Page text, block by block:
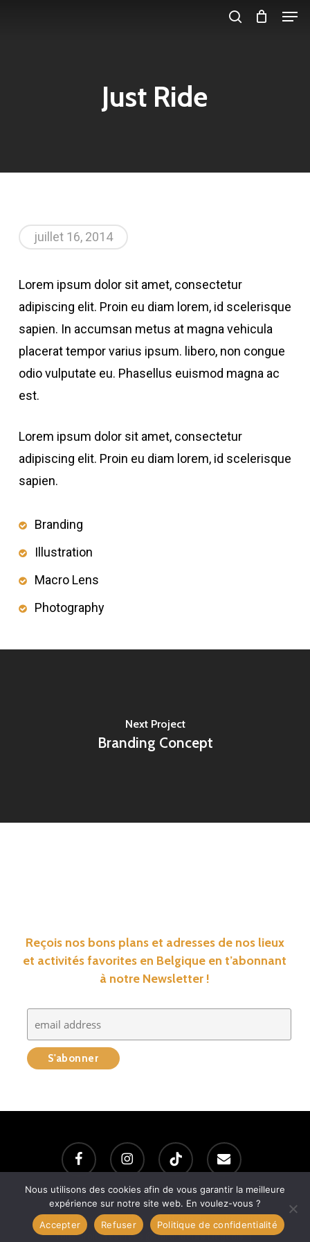
Just Ride
juillet 16, 2014
Lorem ipsum dolor sit amet, consectetur
adipiscing elit. Proin eu diam lorem, id scelerisque
sapien. In accumsan metus at magna vehicula
placerat tempor varius ipsum. libero, non congue
odio vulputate eu. Phasellus euismod magna ac
est.
Lorem ipsum dolor sit amet, consectetur
adipiscing elit. Proin eu diam lorem, id scelerisque
sapien.
Branding
Illustration
Macro Lens
Photography
Next Project
Branding Concept
Reçois nos bons plans et adresses de nos lieux
et activités favorites en Belgique en t’abonnant
à notre Newsletter !
facebook instagram tiktok email
Mention légales ｜ CGUV ｜Politique de confidentialité
Tous droits réservés @Baroudeurs Liégeois ｜
Nous utilisons des cookies afin de vous garantir la meilleure
expérience sur notre site web. En voulez-vous ?
Accepter
Refuser Politique de confidentialité